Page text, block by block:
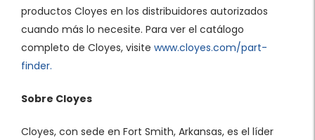
productos Cloyes en los distribuidores autorizados
cuando más lo necesite. Para ver el catálogo
completo de Cloyes, visite www.cloyes.com/part-
finder.
Sobre Cloyes
Cloyes, con sede en Fort Smith, Arkansas, es el líder